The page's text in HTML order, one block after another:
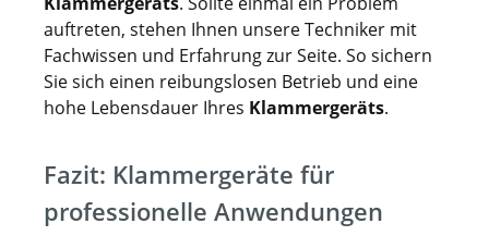
auftreten, stehen Ihnen unsere Techniker mit
Fachwissen und Erfahrung zur Seite. So sichern
Sie sich einen reibungslosen Betrieb und eine
hohe Lebensdauer Ihres Klammergeräts.
Fazit: Klammergeräte für
professionelle Anwendungen